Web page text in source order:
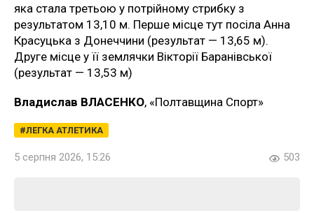
яка стала третьою у потрійному стрибку з
результатом 13,10 м. Перше місце тут посіла Анна
Красуцька з Донеччини (результат — 13,65 м).
Друге місце у її землячки Вікторії Баранівської
(результат — 13,53 м)
Владислав ВЛАСЕНКО, «Полтавщина Спорт»
ЛЕГКА АТЛЕТИКА
5 серпня 2026, 15:26 503